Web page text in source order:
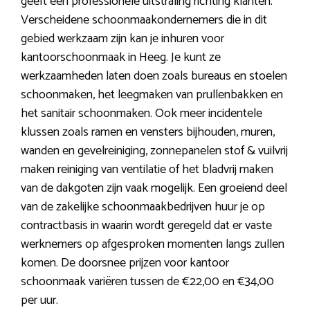
Verscheidene schoonmaakondernemers die in dit
gebied werkzaam zijn kan je inhuren voor
kantoorschoonmaak in Heeg. Je kunt ze
werkzaamheden laten doen zoals bureaus en stoelen
schoonmaken, het leegmaken van prullenbakken en
het sanitair schoonmaken. Ook meer incidentele
klussen zoals ramen en vensters bijhouden, muren,
wanden en gevelreiniging, zonnepanelen stof & vuilvrij
maken reiniging van ventilatie of het bladvrij maken
van de dakgoten zijn vaak mogelijk. Een groeiend deel
van de zakelijke schoonmaakbedrijven huur je op
contractbasis in waarin wordt geregeld dat er vaste
werknemers op afgesproken momenten langs zullen
komen. De doorsnee prijzen voor kantoor
schoonmaak variëren tussen de €22,00 en €34,00
per uur.